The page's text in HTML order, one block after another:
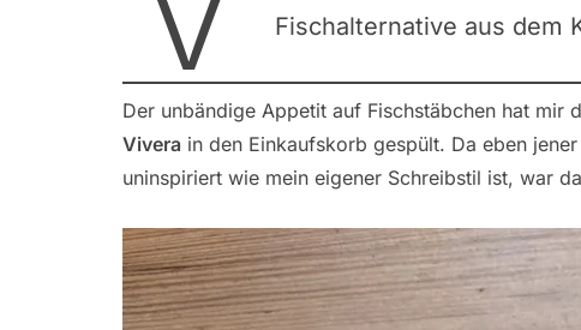
Fischalternative aus dem
Der unbändige Appetit auf Fischstäbchen hat mir
Vivera in den Einkaufskorb gespült. Da eben
uninspiriert wie mein eigener Schreibstil ist, war